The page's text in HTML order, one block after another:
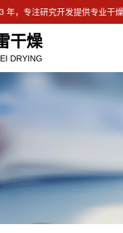
年，专注研究开发提供专业干
干燥
DRYING